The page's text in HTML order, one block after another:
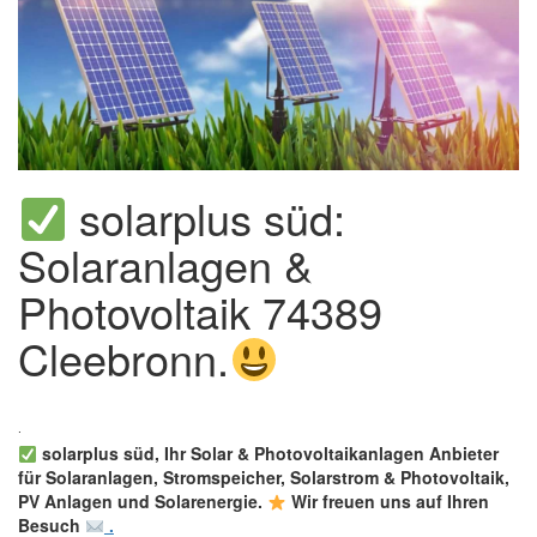
solarplus süd:
Solaranlagen &
Photovoltaik 74389
Cleebronn.
solarplus süd, Ihr Solar & Photovoltaikanlagen Anbieter
für Solaranlagen, Stromspeicher, Solarstrom & Photovoltaik,
PV Anlagen und Solarenergie.
Wir freuen uns auf Ihren
Besuch
.